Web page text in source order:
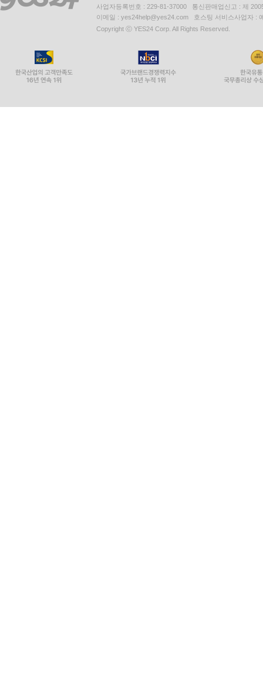
사업자등록번호 : 229-81-37000 통신판매업신고 : 제
이메일 : yes24help@yes24.com 호스팅 서비스사업자 :
Copyright ⓒ YES24 Corp. All Rights Reserved.